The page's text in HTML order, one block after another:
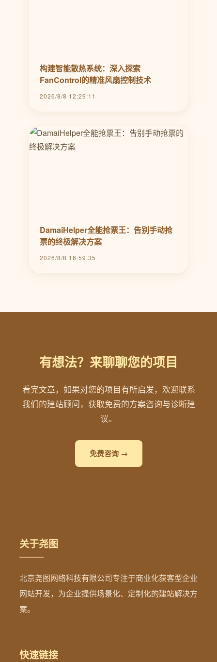
构建智能散热系统：深入探索
FanControl的精准风扇控制技术
2026/8/8 12:29:11
DamaiHelper全能抢票王：告别手动抢
票的终极解决方案
2026/8/8 16:59:35
有想法？来聊聊您的项目
看完文章，如果对您的项目有所启发，欢迎联系
我们的建站顾问，获取免费的方案咨询与诊断建
议。
免费咨询 →
关于尧图
北京尧图网络科技有限公司专注于商业化获客型企业
网站开发，为企业提供场景化、定制化的建站解决方
案。
快速链接